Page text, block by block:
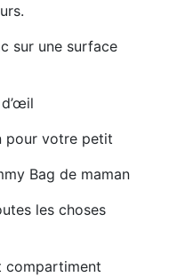
sur une surface
pour votre petit
Bag de maman
les choses
compartiment